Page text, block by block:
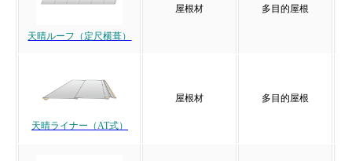
天晴ルーフ（定尺横葺）
屋根材 多目的屋根
天晴ライナー（AT式）
屋根材 多目的屋根